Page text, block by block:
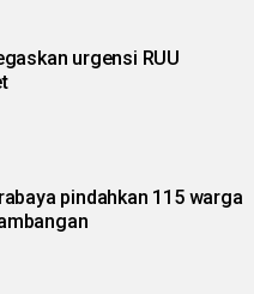
urgensi RUU
pindahkan 115 warga